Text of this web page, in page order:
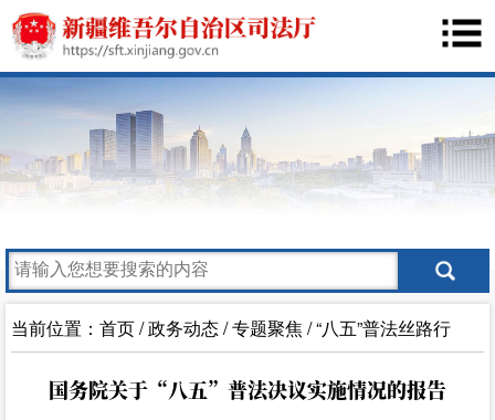
当前位置： 首页/政务动态/专题聚焦 /“八五”普法丝路行
国务院关于“八五”普法决议实施情况的报告